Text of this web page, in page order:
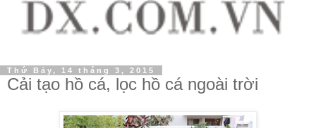
Thứ Bảy, 14 tháng 3, 2015
Cải tạo hồ cá, lọc hồ cá ngoài trời